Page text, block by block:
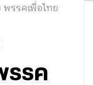
พรรคเพื่อไทย
รรค